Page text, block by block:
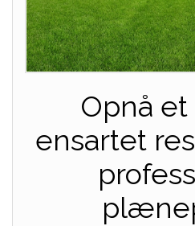
Opnå
ensartet